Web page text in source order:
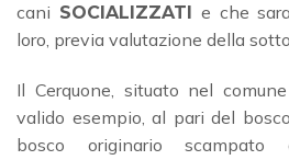
cani SOCIALIZZATI
e che
loro, previa valutazione della
Il Cerquone, situato nel
valido esempio, al pari del
bosco originario